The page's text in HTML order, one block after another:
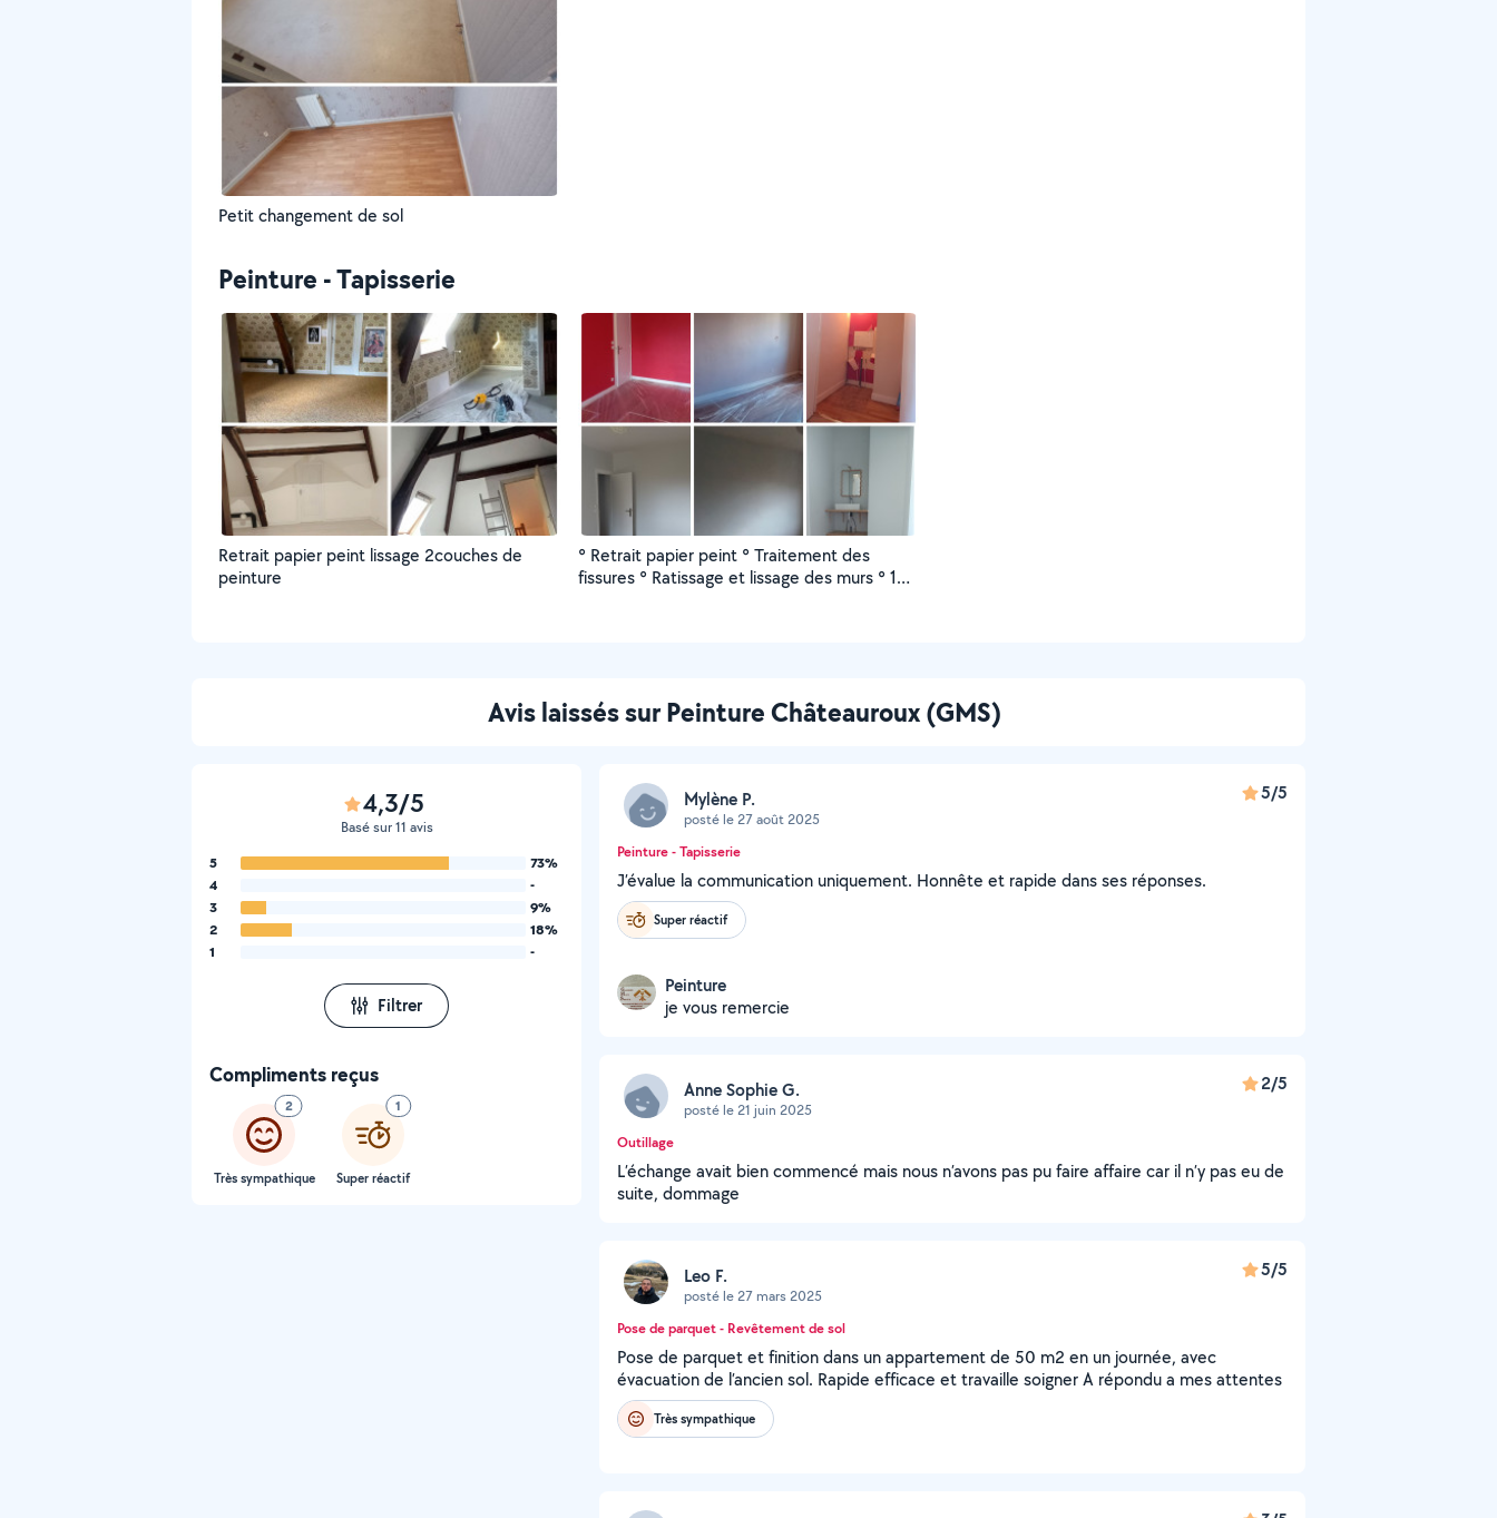
Petit changement de sol
Peinture - Tapisserie
Retrait papier peint lissage 2couches de
peinture
° Retrait papier peint ° Traitement des
fissures ° Ratissage et lissage des murs ° 1
Avis laissés sur Peinture Châteauroux (GMS)
4,3/5
Basé sur 11 avis
5
73%
4
-
3
9%
2
18%
1
-
Filtrer
Compliments reçus
2
Très sympathique
1
Super réactif
Mylène P.
posté le 27 août 2025
5/5
Peinture - Tapisserie
J’évalue la communication uniquement. Honnête et rapide dans ses réponses.
Super réactif
Peinture
je vous remercie
Anne Sophie G.
posté le 21 juin 2025
2/5
Outillage
L’échange avait bien commencé mais nous n’avons pas pu faire affaire car il n’y pas eu de
suite, dommage
Leo F.
posté le 27 mars 2025
5/5
Pose de parquet - Revêtement de sol
Pose de parquet et finition dans un appartement de 50 m2 en un journée, avec
évacuation de l’ancien sol. Rapide efficace et travaille soigner A répondu a mes attentes
Très sympathique